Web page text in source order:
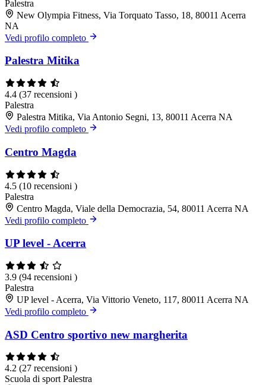
Palestra
New Olympia Fitness, Via Torquato Tasso, 18, 80011 Acerra
NA
Vedi profilo completo
Palestra Mitika
4.4 (37 recensioni )
Palestra
Palestra Mitika, Via Antonio Segni, 13, 80011 Acerra NA
Vedi profilo completo
Centro Magda
4.5 (10 recensioni )
Palestra
Centro Magda, Viale della Democrazia, 54, 80011 Acerra NA
Vedi profilo completo
UP level - Acerra
3.9 (94 recensioni )
Palestra
UP level - Acerra, Via Vittorio Veneto, 117, 80011 Acerra NA
Vedi profilo completo
ASD Centro sportivo new margherita
4.2 (27 recensioni )
Scuola di sport Palestra